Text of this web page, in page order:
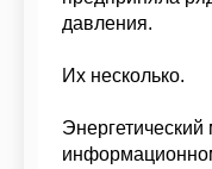
давления.
Их несколько.